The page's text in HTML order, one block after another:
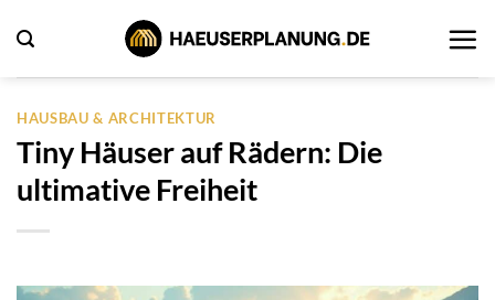
Inhalt
springen
HAUSBAU & ARCHITEKTUR
Tiny Häuser auf Rädern: Die
ultimative Freiheit